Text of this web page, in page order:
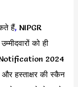
हैं, NIPGR
को ही
Notification 2024
हस्ताक्षर की स्कैन